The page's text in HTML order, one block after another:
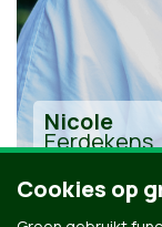
Nicole
Eerdekens
Cookies op